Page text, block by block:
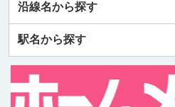
沿線名から探す
駅名から探す